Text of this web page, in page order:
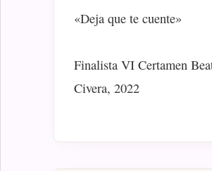
«Deja que te cuente»
Finalista VI Certamen
Civera, 2022